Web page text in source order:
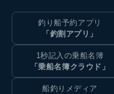
釣り船予約アプリ
「釣割アプリ」
1秒記入の乗船名簿
「乗船名簿クラウド」
船釣りメディア